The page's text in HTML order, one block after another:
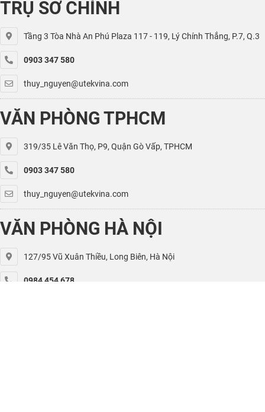
TRỤ SỞ CHÍNH
Tầng 3 Tòa Nhà An Phú Plaza 117 - 119, Lý Chính Thắng, P.7, Q.3
0903 347 580
thuy_nguyen@utekvina.com
VĂN PHÒNG TPHCM
319/35 Lê Văn Thọ, P9, Quận Gò Vấp, TPHCM
0903 347 580
thuy_nguyen@utekvina.com
VĂN PHÒNG HÀ NỘI
127/95 Vũ Xuân Thiều, Long Biên, Hà Nội
0984 454 678